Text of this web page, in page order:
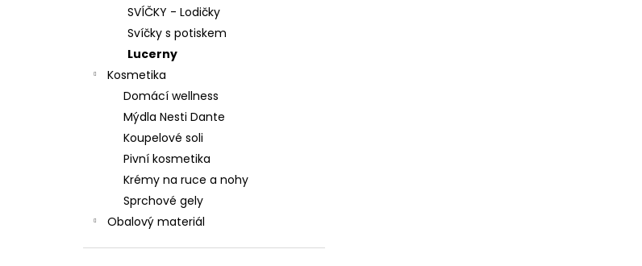
SVÍČKY - Lodičky
Svíčky s potiskem
Lucerny
Kosmetika
Domácí wellness
Mýdla Nesti Dante
Koupelové soli
Pivní kosmetika
Krémy na ruce a nohy
Sprchové gely
Obalový materiál